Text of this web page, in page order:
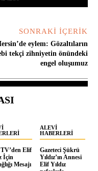
SONRAKI İÇERIK
eylem: Gözaltıların
tekçi zihniyetin önündeki
engel oluşumuz
Elif
İçin
Mesajı
ALEVI
HABERLERI
Gazeteci Şükrü
Yıldız’ın Annesi
Elif Yıldız